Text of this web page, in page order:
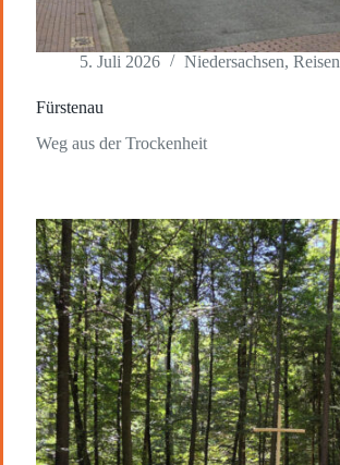
5. Juli 2026 Niedersachsen, Reisen
Fürstenau
Weg aus der Trockenheit